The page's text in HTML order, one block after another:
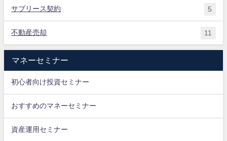
サブリース契約 5
不動産売却 11
マネーセミナー
初心者向け投資セミナー
おすすめの​マネーセミナー
資産運用セミナー